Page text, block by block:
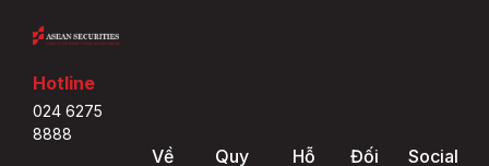
Hotline
024 6275
8888
Về
Quy
Hỗ
Đối
Social